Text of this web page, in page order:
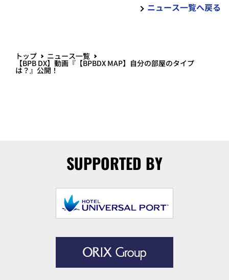
ニュース一覧へ戻る
トップ ニュース一覧
【BPB DX】動画『【BPBDX MAP】自分の部屋のタイプ
は？』公開！
SUPPORTED BY